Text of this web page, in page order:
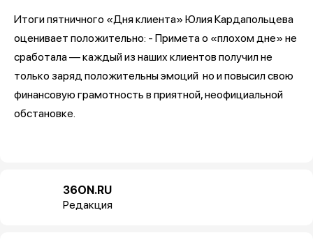
Итоги пятничного «Дня клиента» Юлия Кардапольцева
оценивает положительно: - Примета о «плохом дне» не
сработала — каждый из наших клиентов получил не
только заряд положительны эмоций но и повысил свою
финансовую грамотность в приятной, неофициальной
обстановке.
36ON.RU
Редакция